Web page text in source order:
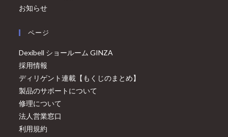
お知らせ
ページ
Dexibell ショールーム GINZA
採用情報
ディリゲント連載【もくじのまとめ】
製品のサポートについて
修理について
法人営業窓口
利用規約